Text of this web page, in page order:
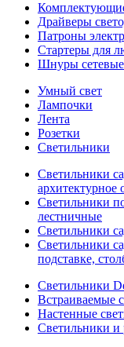
Драйверы
Патроны
Стартеры для
Шнуры
Умный свет
Лампочки
Лента
Розетки
Светильники
Светильники
архитектурное
Светильники
лестничные
Светильники
Светильники
подставке,
Светильники
Встраиваемые
Настенные
Светильники и